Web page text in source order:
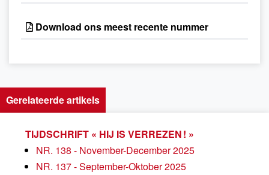
Download ons meest recente nummer
Gerelateerde artikels
TIJDSCHRIFT « HIJ IS VERREZEN ! »
NR. 138 - November-December 2025
NR. 137 - September-Oktober 2025